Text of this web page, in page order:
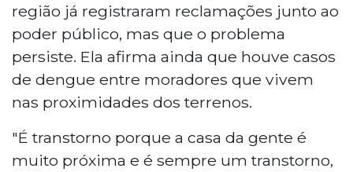
região já registraram reclamações junto ao
poder público, mas que o problema
persiste. Ela afirma ainda que houve casos
de dengue entre moradores que vivem
nas proximidades dos terrenos.
"É transtorno porque a casa da gente é
muito próxima e é sempre um transtorno,